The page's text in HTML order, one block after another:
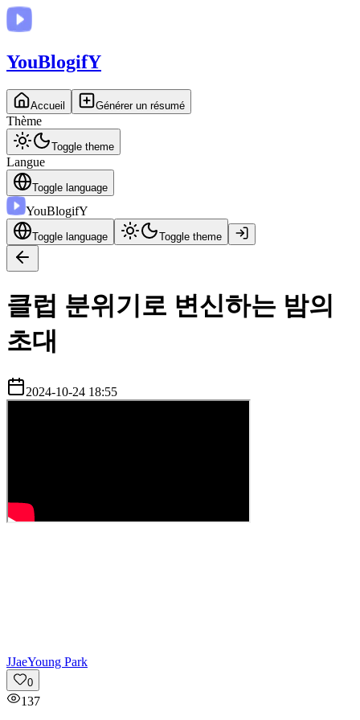
YouBlogifY
Accueil Générer un résumé
Thème
Toggle theme
Langue
Toggle language
YouBlogifY
Toggle language Toggle theme
클럽 분위기로 변신하는 밤의
초대
2024-10-24 18:55
JJaeYoung Park
0
137